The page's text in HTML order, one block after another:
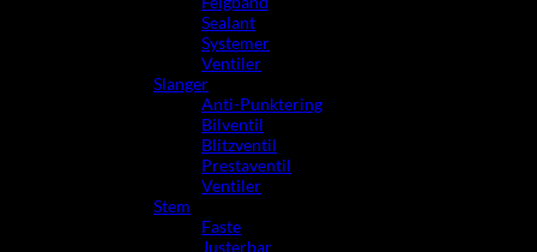
Sealant
Systemer
Ventiler
Slanger
Anti-Punktering
Bilventil
Blitzventil
Prestaventil
Ventiler
Stem
Faste
Justerbar